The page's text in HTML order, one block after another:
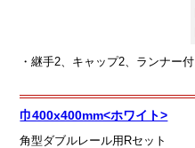
・継手2、キャップ2、ランナー付
巾400x400mm<ホワイト>
角型ダブルレール用Rセット